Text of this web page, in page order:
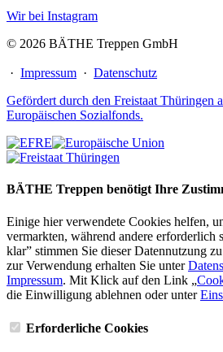
Wir bei Instagram
© 2026 BÄTHE Treppen GmbH
· Impressum · Datenschutz
Gefördert durch den Freistaat Thüringen
Europäischen Sozialfonds.
BÄTHE Treppen benötigt Ihre
Einige hier verwendete Cookies helfen,
vermarkten, während andere
klar” stimmen Sie dieser Datennutzung
zur Verwendung erhalten Sie unter
Impressum. Mit Klick auf den Link „
die Einwilligung ablehnen oder unter
Erforderliche Cookies